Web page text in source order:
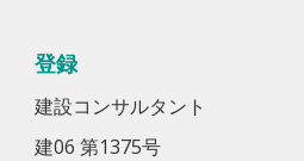
登録
建設コンサルタント
建06 第1375号